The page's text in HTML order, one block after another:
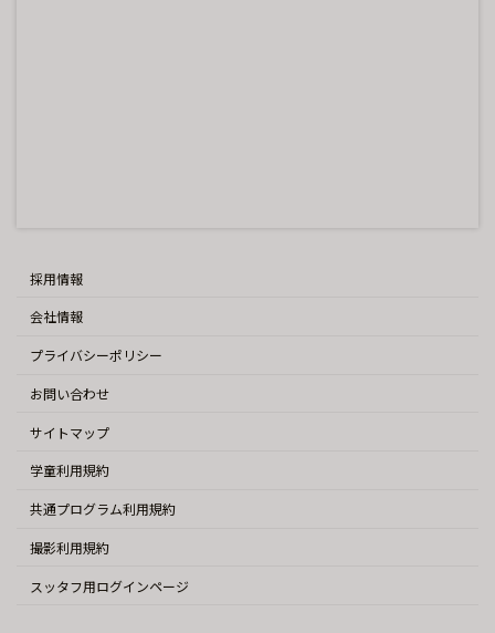
採用情報
会社情報
プライバシーポリシー
お問い合わせ
サイトマップ
学童利用規約
共通プログラム利用規約
撮影利用規約
スッタフ用ログインページ